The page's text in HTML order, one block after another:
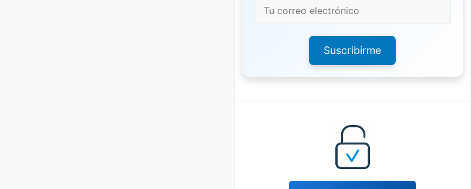
Suscribirme